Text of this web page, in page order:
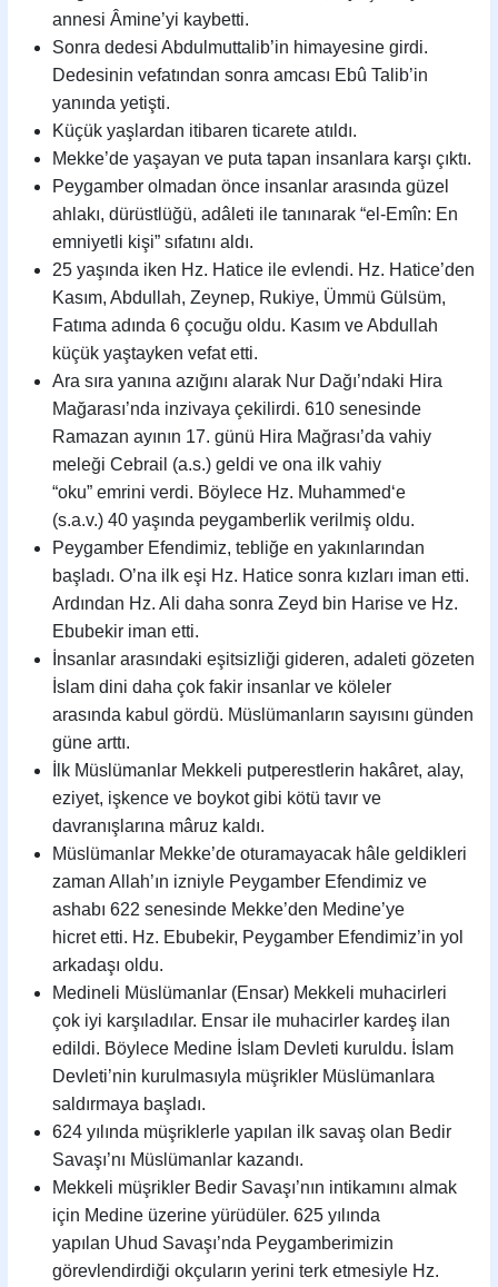
annesi Âmine’yi kaybetti.
Sonra dedesi Abdulmuttalib’in himayesine girdi.
Dedesinin vefatından sonra amcası Ebû Talib’in
yanında yetişti.
Küçük yaşlardan itibaren ticarete atıldı.
Mekke’de yaşayan ve puta tapan insanlara karşı çıktı.
Peygamber olmadan önce insanlar arasında güzel
ahlakı, dürüstlüğü, adâleti ile tanınarak “el-Emîn: En
emniyetli kişi” sıfatını aldı.
25 yaşında iken Hz. Hatice ile evlendi. Hz. Hatice’den
Kasım, Abdullah, Zeynep, Rukiye, Ümmü Gülsüm,
Fatıma adında 6 çocuğu oldu. Kasım ve Abdullah
küçük yaştayken vefat etti.
Ara sıra yanına azığını alarak Nur Dağı’ndaki Hira
Mağarası’nda inzivaya çekilirdi. 610 senesinde
Ramazan ayının 17. günü Hira Mağrası’da vahiy
meleği Cebrail (a.s.) geldi ve ona ilk vahiy
“oku” emrini verdi. Böylece Hz. Muhammed‘e
(s.a.v.) 40 yaşında peygamberlik verilmiş oldu.
Peygamber Efendimiz, tebliğe en yakınlarından
başladı. O’na ilk eşi Hz. Hatice sonra kızları iman etti.
Ardından Hz. Ali daha sonra Zeyd bin Harise ve Hz.
Ebubekir iman etti.
İnsanlar arasındaki eşitsizliği gideren, adaleti gözeten
İslam dini daha çok fakir insanlar ve köleler
arasında kabul gördü. Müslümanların sayısını günden
güne arttı.
İlk Müslümanlar Mekkeli putperestlerin hakâret, alay,
eziyet, işkence ve boykot gibi kötü tavır ve
davranışlarına mâruz kaldı.
Müslümanlar Mekke’de oturamayacak hâle geldikleri
zaman Allah’ın izniyle Peygamber Efendimiz ve
ashabı 622 senesinde Mekke’den Medine’ye
hicret etti. Hz. Ebubekir, Peygamber Efendimiz’in yol
arkadaşı oldu.
Medineli Müslümanlar (Ensar) Mekkeli muhacirleri
çok iyi karşıladılar. Ensar ile muhacirler kardeş ilan
edildi. Böylece Medine İslam Devleti kuruldu. İslam
Devleti’nin kurulmasıyla müşrikler Müslümanlara
saldırmaya başladı.
624 yılında müşriklerle yapılan ilk savaş olan Bedir
Savaşı’nı Müslümanlar kazandı.
Mekkeli müşrikler Bedir Savaşı’nın intikamını almak
için Medine üzerine yürüdüler. 625 yılında
yapılan Uhud Savaşı’nda Peygamberimizin
görevlendirdiği okçuların yerini terk etmesiyle Hz.